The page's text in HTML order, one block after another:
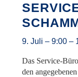
9. Juli – 9:00 –
Das Service-
den